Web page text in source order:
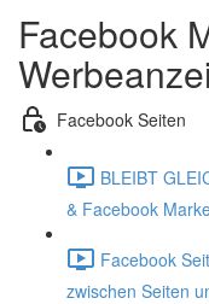
Facebook
Facebook Seiten
BLEIBT
& Facebook
Facebook
zwischen Seiten